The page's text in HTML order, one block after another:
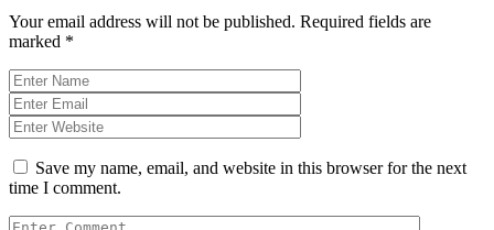
Your email address will not be published. Required fields are
marked *
Save my name, email, and website in this browser for the next
time I comment.